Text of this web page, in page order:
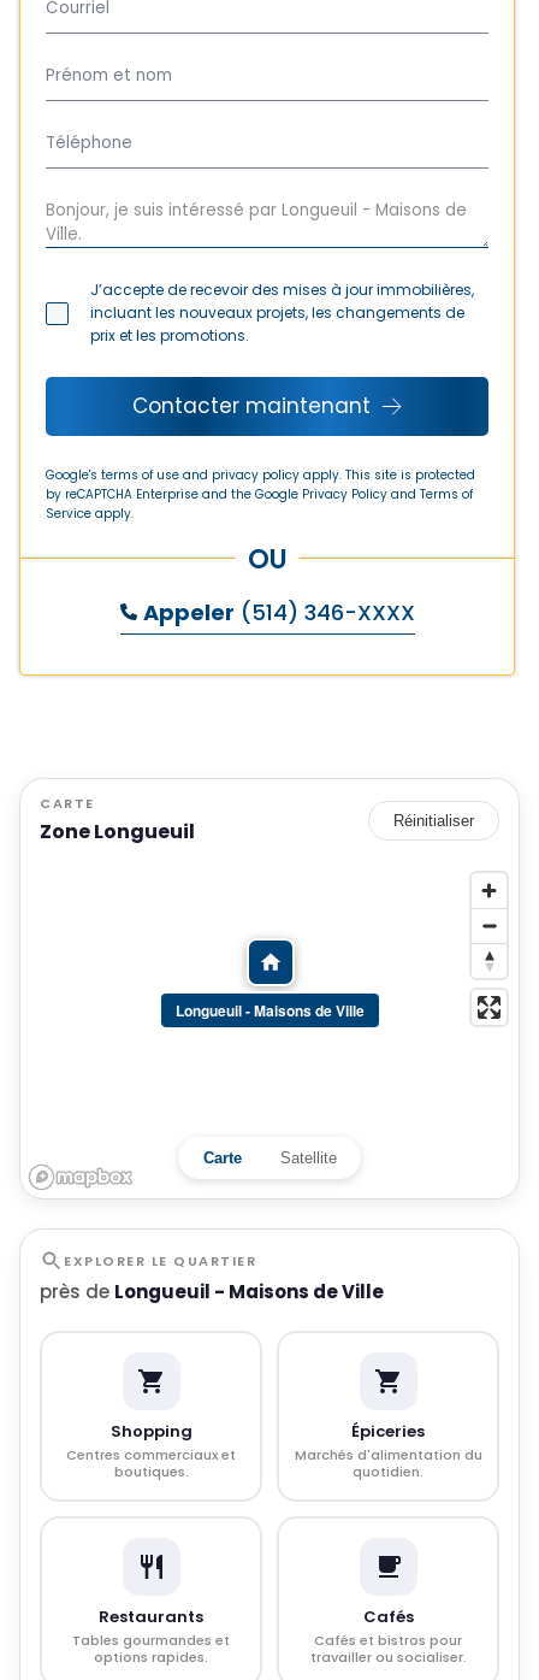
J’accepte de recevoir des mises à jour immobilières,
incluant les nouveaux projets, les changements de
prix et les promotions.
Contacter maintenant
Google's terms of use and privacy policy apply. This site is protected
by reCAPTCHA Enterprise and the Google Privacy Policy and Terms of
Service apply.
OU
Appeler (514) 346-XXXX
CARTE
Zone Longueuil Réinitialiser
Longueuil - Maisons de Ville
Carte Satellite
EXPLORER LE QUARTIER
près de Longueuil - Maisons de Ville
Shopping
Centres commerciaux et
boutiques.
Épiceries
Marchés d'alimentation du
quotidien.
Restaurants
Tables gourmandes et
options rapides.
Cafés
Cafés et bistros pour
travailler ou socialiser.